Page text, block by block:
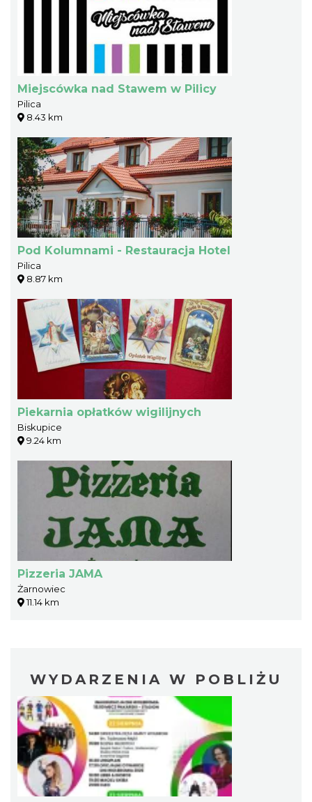
Miejscówka nad Stawem w Pilicy
Pilica
8.43 km
Pod Kolumnami - Restauracja Hotel
Pilica
8.87 km
Piekarnia opłatków wigilijnych
Biskupice
9.24 km
Pizzeria JAMA
Żarnowiec
11.14 km
WYDARZENIA W POBLIŻU